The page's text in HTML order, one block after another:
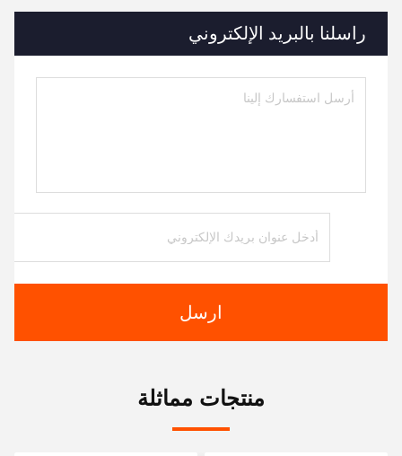
راسلنا بالبريد الإلكتروني
ارسل
منتجات مماثلة